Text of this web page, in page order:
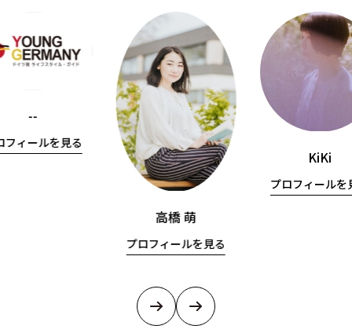
--
フィールを見る
高橋 萌
プロフィールを見る
KiKi
プロフィールを